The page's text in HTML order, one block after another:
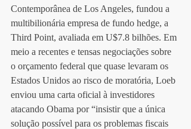
Contemporânea de Los Angeles, fundou a
multibilionária empresa de fundo hedge, a
Third Point, avaliada em U$7.8 bilhões. Em
meio a recentes e tensas negociações sobre
o orçamento federal que quase levaram os
Estados Unidos ao risco de moratória, Loeb
enviou uma carta oficial à investidores
atacando Obama por “insistir que a única
solução possível para os problemas fiscais